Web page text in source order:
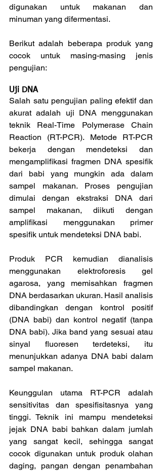
digunakan untuk makanan dan
minuman yang difermentasi.
Berikut adalah beberapa produk yang
cocok untuk masing-masing jenis
pengujian:
Uji DNA
Salah satu pengujian paling efektif dan
akurat adalah uji DNA menggunakan
teknik Real-Time Polymerase Chain
Reaction (RT-PCR). Metode RT-PCR
bekerja dengan mendeteksi dan
mengamplifikasi fragmen DNA spesifik
dari babi yang mungkin ada dalam
sampel makanan. Proses pengujian
dimulai dengan ekstraksi DNA dari
sampel makanan, diikuti dengan
amplifikasi menggunakan primer
spesifik untuk mendeteksi DNA babi.
Produk PCR kemudian dianalisis
menggunakan elektroforesis gel
agarosa, yang memisahkan fragmen
DNA berdasarkan ukuran. Hasil analisis
dibandingkan dengan kontrol positif
(DNA babi) dan kontrol negatif (tanpa
DNA babi). Jika band yang sesuai atau
sinyal fluoresen terdeteksi, itu
menunjukkan adanya DNA babi dalam
sampel makanan.
Keunggulan utama RT-PCR adalah
sensitivitas dan spesifisitasnya yang
tinggi. Teknik ini mampu mendeteksi
jejak DNA babi bahkan dalam jumlah
yang sangat kecil, sehingga sangat
cocok digunakan untuk produk olahan
daging, pangan dengan penambahan